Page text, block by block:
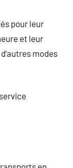
pour leur
et leur
modes